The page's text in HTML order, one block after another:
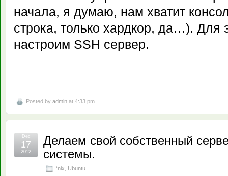
начала, я думаю, нам хватит
строка, только хардкор, да…). Для
настроим SSH сервер.
Posted by admin at 4:33 pm
Делаем свой собственный
системы.
*nix Ubuntu
Dec
17
2012